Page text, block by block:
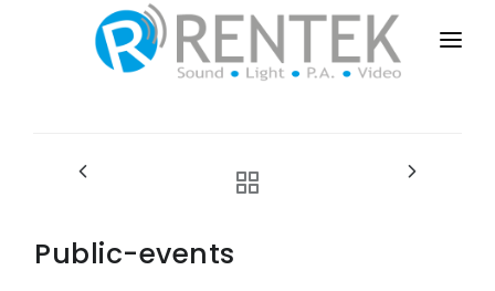
PRIVATE-EVENTS
Public-events